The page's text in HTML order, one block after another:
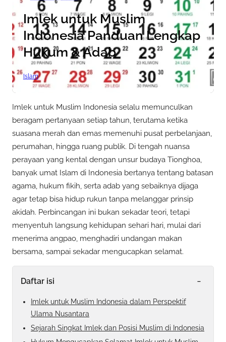
Imlek untuk Muslim
Indonesia Panduan Lengkap
Hukum & Adab
Islam
Imlek untuk Muslim Indonesia selalu memunculkan
beragam pertanyaan setiap tahun, terutama ketika
suasana merah dan emas memenuhi pusat perbelanjaan,
perumahan, hingga ruang publik. Di tengah nuansa
perayaan yang kental dengan unsur budaya Tionghoa,
banyak umat Islam di Indonesia bertanya tentang batasan
agama, hukum fikih, serta adab yang sebaiknya dijaga
agar tetap bisa hidup rukun tanpa melanggar prinsip
akidah. Perbincangan ini bukan sekadar teori, tetapi
menyentuh langsung kehidupan sehari hari, mulai dari
menerima angpao, menghadiri undangan makan
bersama, sampai sekadar mengucapkan selamat.
Daftar isi -
Imlek untuk Muslim Indonesia dalam Perspektif
Ulama Nusantara
Sejarah Singkat Imlek dan Posisi Muslim di Indonesia